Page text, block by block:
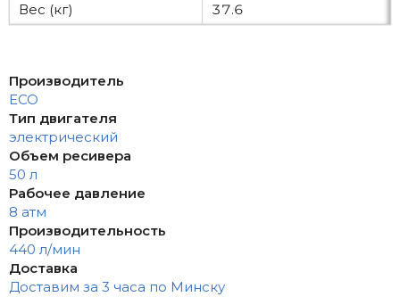
Вес (кг) 37.6
Производитель
ECO
Тип двигателя
электрический
Объем ресивера
50 л
Рабочее давление
8 атм
Производительность
440 л/мин
Доставка
Доставим за 3 часа по Минску